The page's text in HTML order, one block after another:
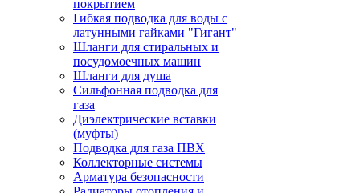
покрытием
Гибкая подводка для воды с
латунными гайками "Гигант"
Шланги для стиральных и
посудомоечных машин
Шланги для душа
Сильфонная подводка для
газа
Диэлектрические вставки
(муфты)
Подводка для газа ПВХ
Коллекторные системы
Арматура безопасности